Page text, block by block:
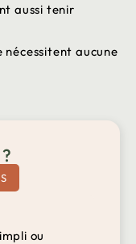
aussi tenir
nécessitent aucune
ou